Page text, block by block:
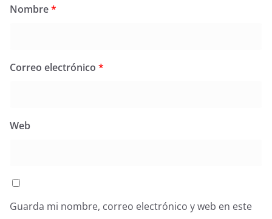
Nombre*
Correo electrónico *
Web
Guarda mi nombre, correo electrónico y web en este